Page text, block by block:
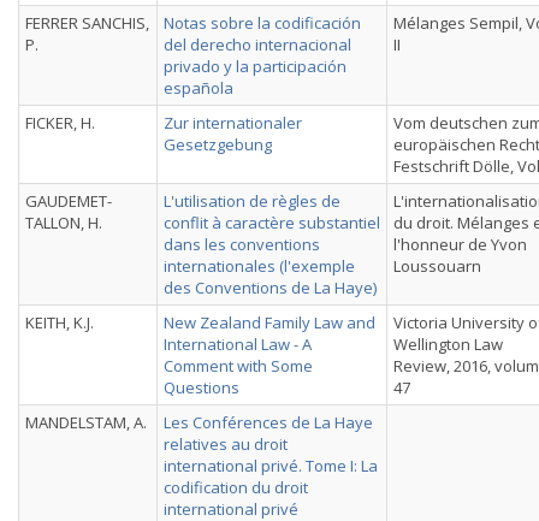
FERRER SANCHIS,
P.
Notas sobre la codificación
del derecho internacional
privado y la participación
española
Mélanges Sempil,
II
FICKER, H.
Zur internationaler
Gesetzgebung
Vom deutschen
europäischen
Festschrift Dölle,
GAUDEMET-
TALLON, H.
L'utilisation de règles de
conflit à caractère substantiel
dans les conventions
internationales (l'exemple
des Conventions de La Haye)
du droit. Mélanges
l'honneur de Yvon
Loussouarn
KEITH, K.J.
New Zealand Family Law and
International Law - A
Comment with Some
Questions
Victoria University
Wellington Law
Review, 2016,
47
MANDELSTAM, A.
Les Conférences de La Haye
relatives au droit
international privé. Tome I: La
codification du droit
international privé